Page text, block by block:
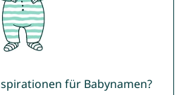
für Babynamen?